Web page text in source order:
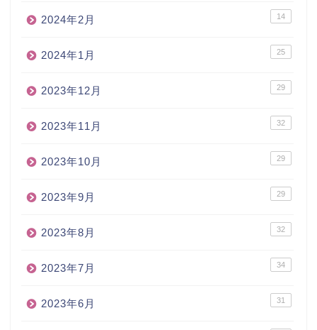
2024年2月 14
2024年1月 25
2023年12月 29
2023年11月 32
2023年10月 29
2023年9月 29
2023年8月 32
2023年7月 34
2023年6月 31